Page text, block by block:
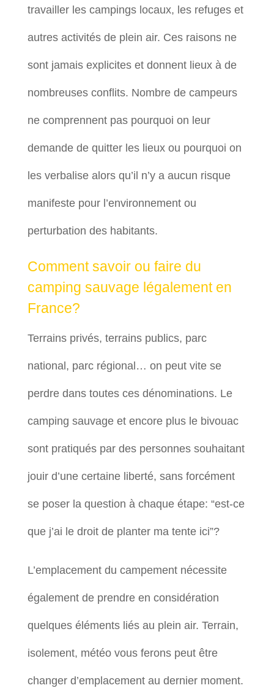
travailler les campings locaux, les refuges et
autres activités de plein air. Ces raisons ne
sont jamais explicites et donnent lieux à de
nombreuses conflits. Nombre de campeurs
ne comprennent pas pourquoi on leur
demande de quitter les lieux ou pourquoi on
les verbalise alors qu’il n’y a aucun risque
manifeste pour l’environnement ou
perturbation des habitants.
Comment savoir ou faire du
camping sauvage légalement en
France?
Terrains privés, terrains publics, parc
national, parc régional… on peut vite se
perdre dans toutes ces dénominations. Le
camping sauvage et encore plus le bivouac
sont pratiqués par des personnes souhaitant
jouir d’une certaine liberté, sans forcément
se poser la question à chaque étape: “est-ce
que j’ai le droit de planter ma tente ici”?
L’emplacement du campement nécessite
également de prendre en considération
quelques éléments liés au plein air. Terrain,
isolement, météo vous ferons peut être
changer d’emplacement au dernier moment.